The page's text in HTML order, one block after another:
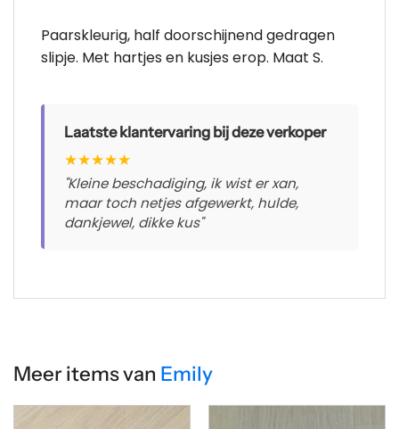
Paarskleurig, half doorschijnend gedragen
slipje. Met hartjes en kusjes erop. Maat S.
Laatste klantervaring bij deze verkoper
★★★★★
"Kleine beschadiging, ik wist er xan,
maar toch netjes afgewerkt, hulde,
dankjewel, dikke kus"
Meer items van Emily